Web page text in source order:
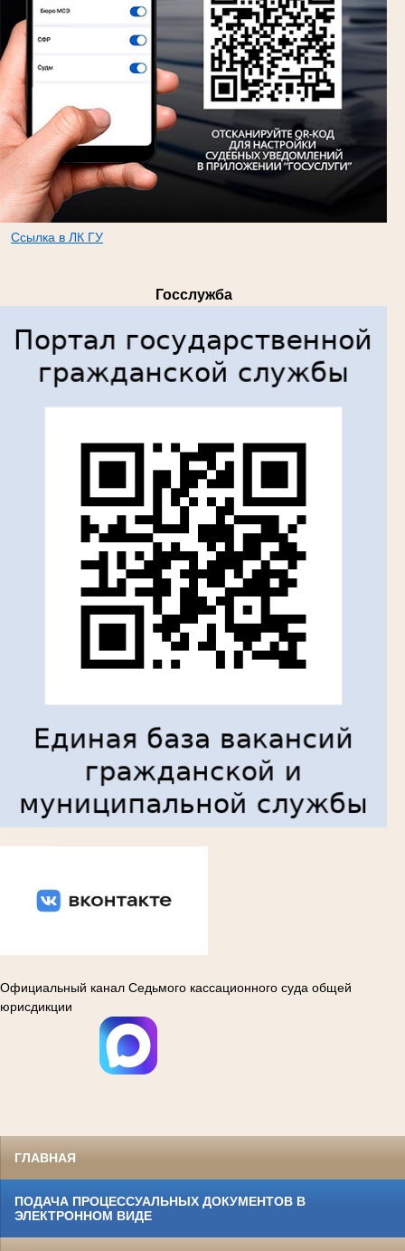
Ссылка в ЛК ГУ
Госслужба
Официальный канал Седьмого кассационного суда общей
юрисдикции
ГЛАВНАЯ
ПОДАЧА ПРОЦЕССУАЛЬНЫХ ДОКУМЕНТОВ В
ЭЛЕКТРОННОМ ВИДЕ